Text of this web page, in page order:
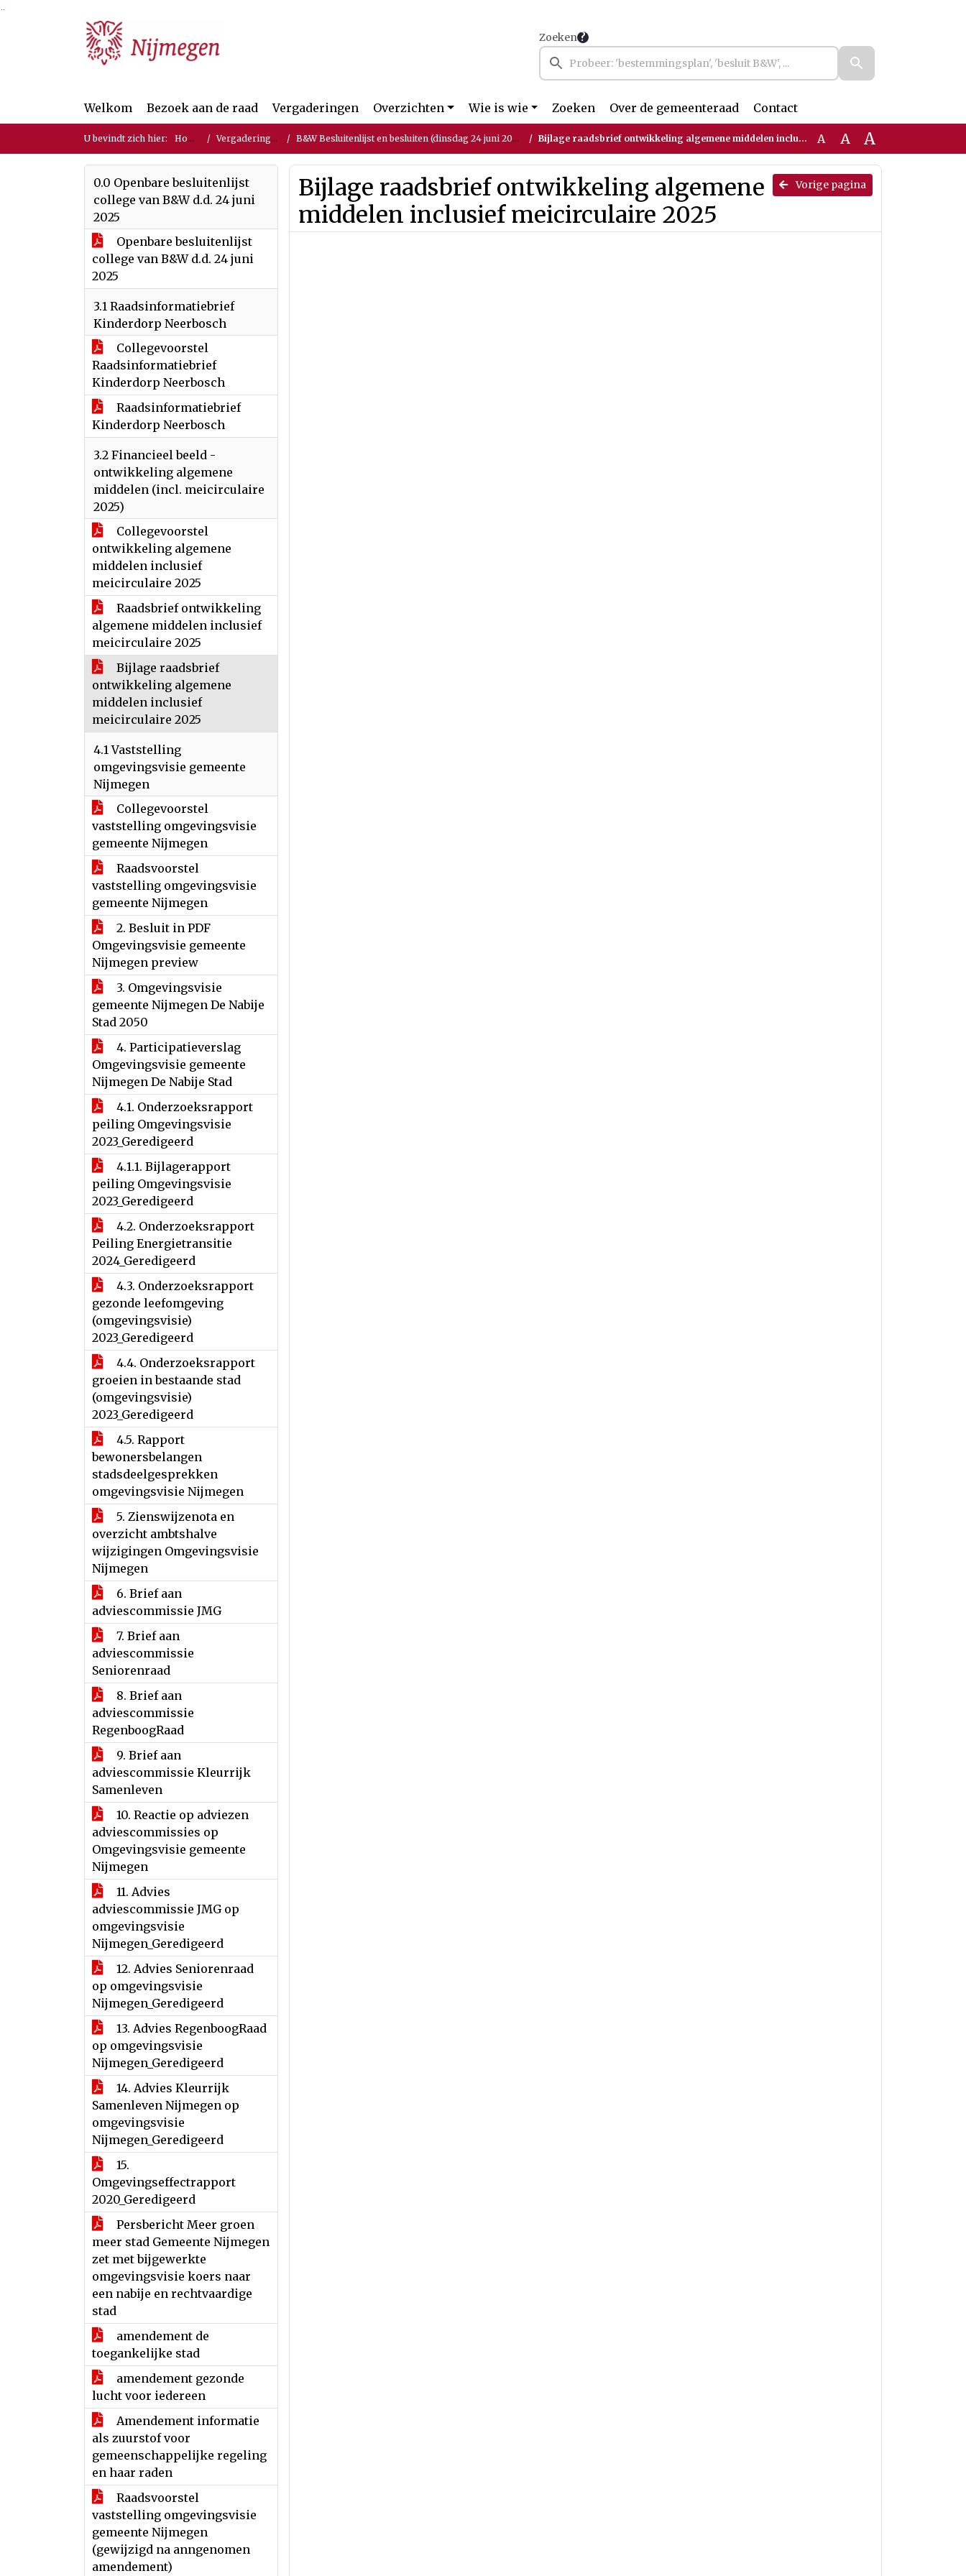
Ga naar de inhoud van deze pagina
Ga naar het zoeken
Ga naar het menu
Zoeken
Welkom Bezoek aan de raad Vergaderingen Overzichten Wie is wie Zoeken Over de gemeenteraad Contact
U bevindt zich hier: Home Vergaderingen B&W Besluitenlijst en besluiten (dinsdag 24 juni 2025) Bijlage raadsbrief ontwikkeling algemene middelen inclusief meicirculaire 2025 A A A
0.0 Openbare besluitenlijst
college van B&W d.d. 24 juni
2025
Openbare besluitenlijst
college van B&W d.d. 24 juni
2025
3.1 Raadsinformatiebrief
Kinderdorp Neerbosch
Collegevoorstel
Raadsinformatiebrief
Kinderdorp Neerbosch
Raadsinformatiebrief
Kinderdorp Neerbosch
3.2 Financieel beeld -
ontwikkeling algemene
middelen (incl. meicirculaire
2025)
Collegevoorstel
ontwikkeling algemene
middelen inclusief
meicirculaire 2025
Raadsbrief ontwikkeling
algemene middelen inclusief
meicirculaire 2025
Bijlage raadsbrief
ontwikkeling algemene
middelen inclusief
meicirculaire 2025
4.1 Vaststelling
omgevingsvisie gemeente
Nijmegen
Collegevoorstel
vaststelling omgevingsvisie
gemeente Nijmegen
Raadsvoorstel
vaststelling omgevingsvisie
gemeente Nijmegen
2. Besluit in PDF
Omgevingsvisie gemeente
Nijmegen preview
3. Omgevingsvisie
gemeente Nijmegen De Nabije
Stad 2050
4. Participatieverslag
Omgevingsvisie gemeente
Nijmegen De Nabije Stad
4.1. Onderzoeksrapport
peiling Omgevingsvisie
2023_Geredigeerd
4.1.1. Bijlagerapport
peiling Omgevingsvisie
2023_Geredigeerd
4.2. Onderzoeksrapport
Peiling Energietransitie
2024_Geredigeerd
4.3. Onderzoeksrapport
gezonde leefomgeving
(omgevingsvisie)
2023_Geredigeerd
4.4. Onderzoeksrapport
groeien in bestaande stad
(omgevingsvisie)
2023_Geredigeerd
4.5. Rapport
bewonersbelangen
stadsdeelgesprekken
omgevingsvisie Nijmegen
5. Zienswijzenota en
overzicht ambtshalve
wijzigingen Omgevingsvisie
Nijmegen
6. Brief aan
adviescommissie JMG
7. Brief aan
adviescommissie
Seniorenraad
8. Brief aan
adviescommissie
RegenboogRaad
9. Brief aan
adviescommissie Kleurrijk
Samenleven
10. Reactie op adviezen
adviescommissies op
Omgevingsvisie gemeente
Nijmegen
11. Advies
adviescommissie JMG op
omgevingsvisie
Nijmegen_Geredigeerd
12. Advies Seniorenraad
op omgevingsvisie
Nijmegen_Geredigeerd
13. Advies RegenboogRaad
op omgevingsvisie
Nijmegen_Geredigeerd
14. Advies Kleurrijk
Samenleven Nijmegen op
omgevingsvisie
Nijmegen_Geredigeerd
15.
Omgevingseffectrapport
2020_Geredigeerd
Persbericht Meer groen
meer stad Gemeente Nijmegen
zet met bijgewerkte
omgevingsvisie koers naar
een nabije en rechtvaardige
stad
amendement de
toegankelijke stad
amendement gezonde
lucht voor iedereen
Amendement informatie
als zuurstof voor
gemeenschappelijke regeling
en haar raden
Raadsvoorstel
vaststelling omgevingsvisie
gemeente Nijmegen
(gewijzigd na anngenomen
amendement)
Vorige pagina
Bijlage raadsbrief ontwikkeling algemene
middelen inclusief meicirculaire 2025